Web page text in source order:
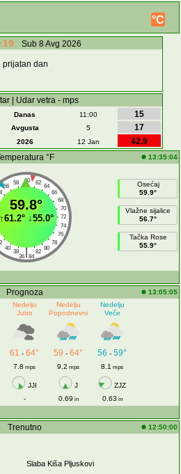
°C
Sub 8 Avg 2026
prijatan dan
| Udar vetra - mps
Danas 11:00
15
Avgusta 5
17
2026 12 Jan
42.9
°F
13:35:04
60
58 62
56
64
66
68
70
72
74
76
78
40
80
38 82
|
36 84
59.8°
↑61.2°↓55.0°
Osećaj
59.9°
Vlažne sijalice
56.7°
Tačka Rose
55.9°
Prognoza
13:05:05
Nedelju
Jutro
Nedelju
Popodnevni
Nedelju
Veče
61 -64° 59 -64° 56 -59°
7.8 mps 9.2 mps 8.1 mps
JJI J
ZJZ
- 0.69 in 0.63 in
Trenutno 12:50:00
Slaba Kiša Pljuskovi